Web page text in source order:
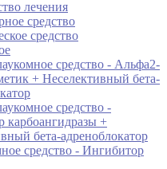
лечения
средство
средство
средство - Альфа2-
+ Неселективный бета-
средство -
карбоангидразы +
бета-адреноблокатор
средство - Ингибитор